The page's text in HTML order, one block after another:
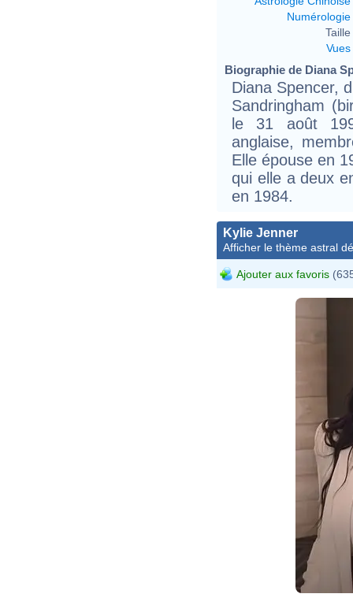
Numérologie
Taille
Vues
Biographie de Diana
Diana Spencer,
Sandringham
le 31 août
anglaise,
Elle épouse en
qui elle a deux
en 1984.
Kylie Jenner
Afficher le thème astral
Ajouter aux favoris